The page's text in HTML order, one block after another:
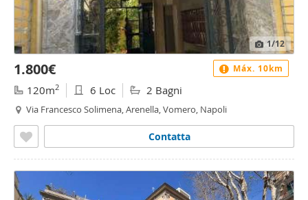
1/12
1.800€
120m2 6 Loc 2 Bagni
Via Francesco Solimena, Arenella, Vomero, Napoli
Contatta
Máx. 10km